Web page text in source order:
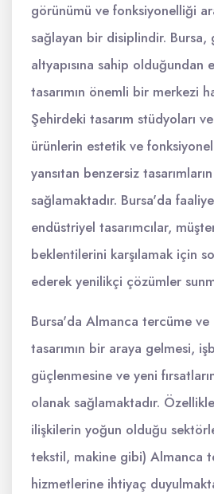
görünümü ve fonksiyonelliği
sağlayan bir disiplindir. Bursa,
altyapısına sahip olduğundan
tasarımın önemli bir merkezi
Şehirdeki tasarım stüdyoları
ürünlerin estetik ve
yansıtan benzersiz
sağlamaktadır. Bursa'da
endüstriyel tasarımcılar,
beklentilerini karşılamak için
ederek yenilikçi çözümler
Bursa'da Almanca tercüme ve
tasarımın bir araya gelmesi,
güçlenmesine ve yeni
olanak sağlamaktadır.
ilişkilerin yoğun olduğu
tekstil, makine gibi) Almanca
hizmetlerine ihtiyaç